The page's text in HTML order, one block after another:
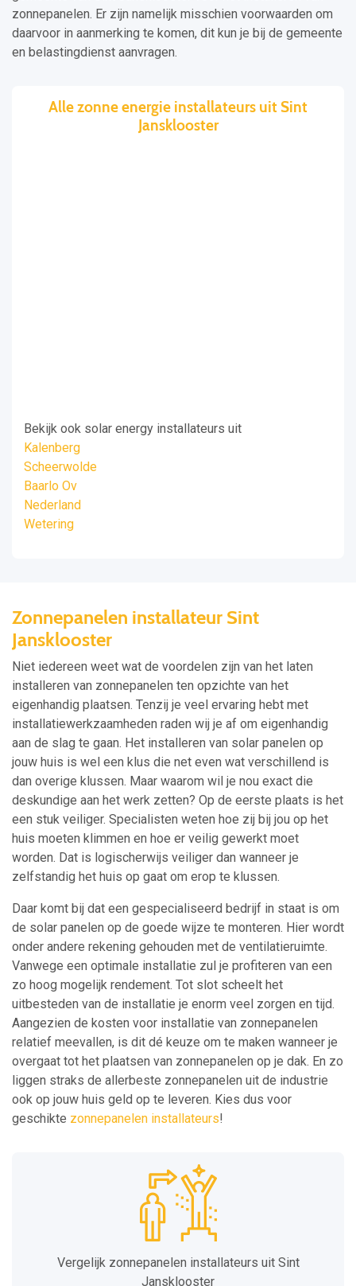
zonnepanelen. Er zijn namelijk misschien voorwaarden om
daarvoor in aanmerking te komen, dit kun je bij de gemeente
en belastingdienst aanvragen.
Alle zonne energie installateurs uit Sint
Jansklooster
Bekijk ook solar energy installateurs uit
Kalenberg
Scheerwolde
Baarlo Ov
Nederland
Wetering
Zonnepanelen installateur Sint
Jansklooster
Niet iedereen weet wat de voordelen zijn van het laten
installeren van zonnepanelen ten opzichte van het
eigenhandig plaatsen. Tenzij je veel ervaring hebt met
installatiewerkzaamheden raden wij je af om eigenhandig
aan de slag te gaan. Het installeren van solar panelen op
jouw huis is wel een klus die net even wat verschillend is
dan overige klussen. Maar waarom wil je nou exact die
deskundige aan het werk zetten? Op de eerste plaats is het
een stuk veiliger. Specialisten weten hoe zij bij jou op het
huis moeten klimmen en hoe er veilig gewerkt moet
worden. Dat is logischerwijs veiliger dan wanneer je
zelfstandig het huis op gaat om erop te klussen.
Daar komt bij dat een gespecialiseerd bedrijf in staat is om
de solar panelen op de goede wijze te monteren. Hier wordt
onder andere rekening gehouden met de ventilatieruimte.
Vanwege een optimale installatie zul je profiteren van een
zo hoog mogelijk rendement. Tot slot scheelt het
uitbesteden van de installatie je enorm veel zorgen en tijd.
Aangezien de kosten voor installatie van zonnepanelen
relatief meevallen, is dit dé keuze om te maken wanneer je
overgaat tot het plaatsen van zonnepanelen op je dak. En zo
liggen straks de allerbeste zonnepanelen uit de industrie
ook op jouw huis geld op te leveren. Kies dus voor
geschikte zonnepanelen installateurs!
Vergelijk zonnepanelen installateurs uit Sint
Jansklooster